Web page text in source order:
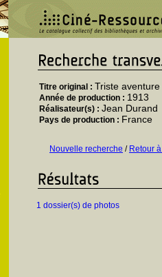
Titre original : Triste
Année de production : 1913
Réalisateur(s) : Jean Durand
Pays de production : France
Nouvelle recherche / Retour
1 dossier(s) de photos